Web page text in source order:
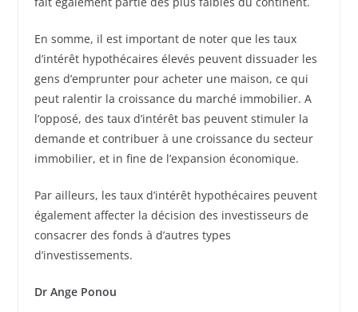
En somme, il est important de noter que les taux
d’intérêt hypothécaires élevés peuvent dissuader les
gens d’emprunter pour acheter une maison, ce qui
peut ralentir la croissance du marché immobilier. A
l’opposé, des taux d’intérêt bas peuvent stimuler la
demande et contribuer à une croissance du secteur
immobilier, et in fine de l’expansion économique.
Par ailleurs, les taux d’intérêt hypothécaires peuvent
également affecter la décision des investisseurs de
consacrer des fonds à d’autres types
d’investissements.
Dr Ange Ponou